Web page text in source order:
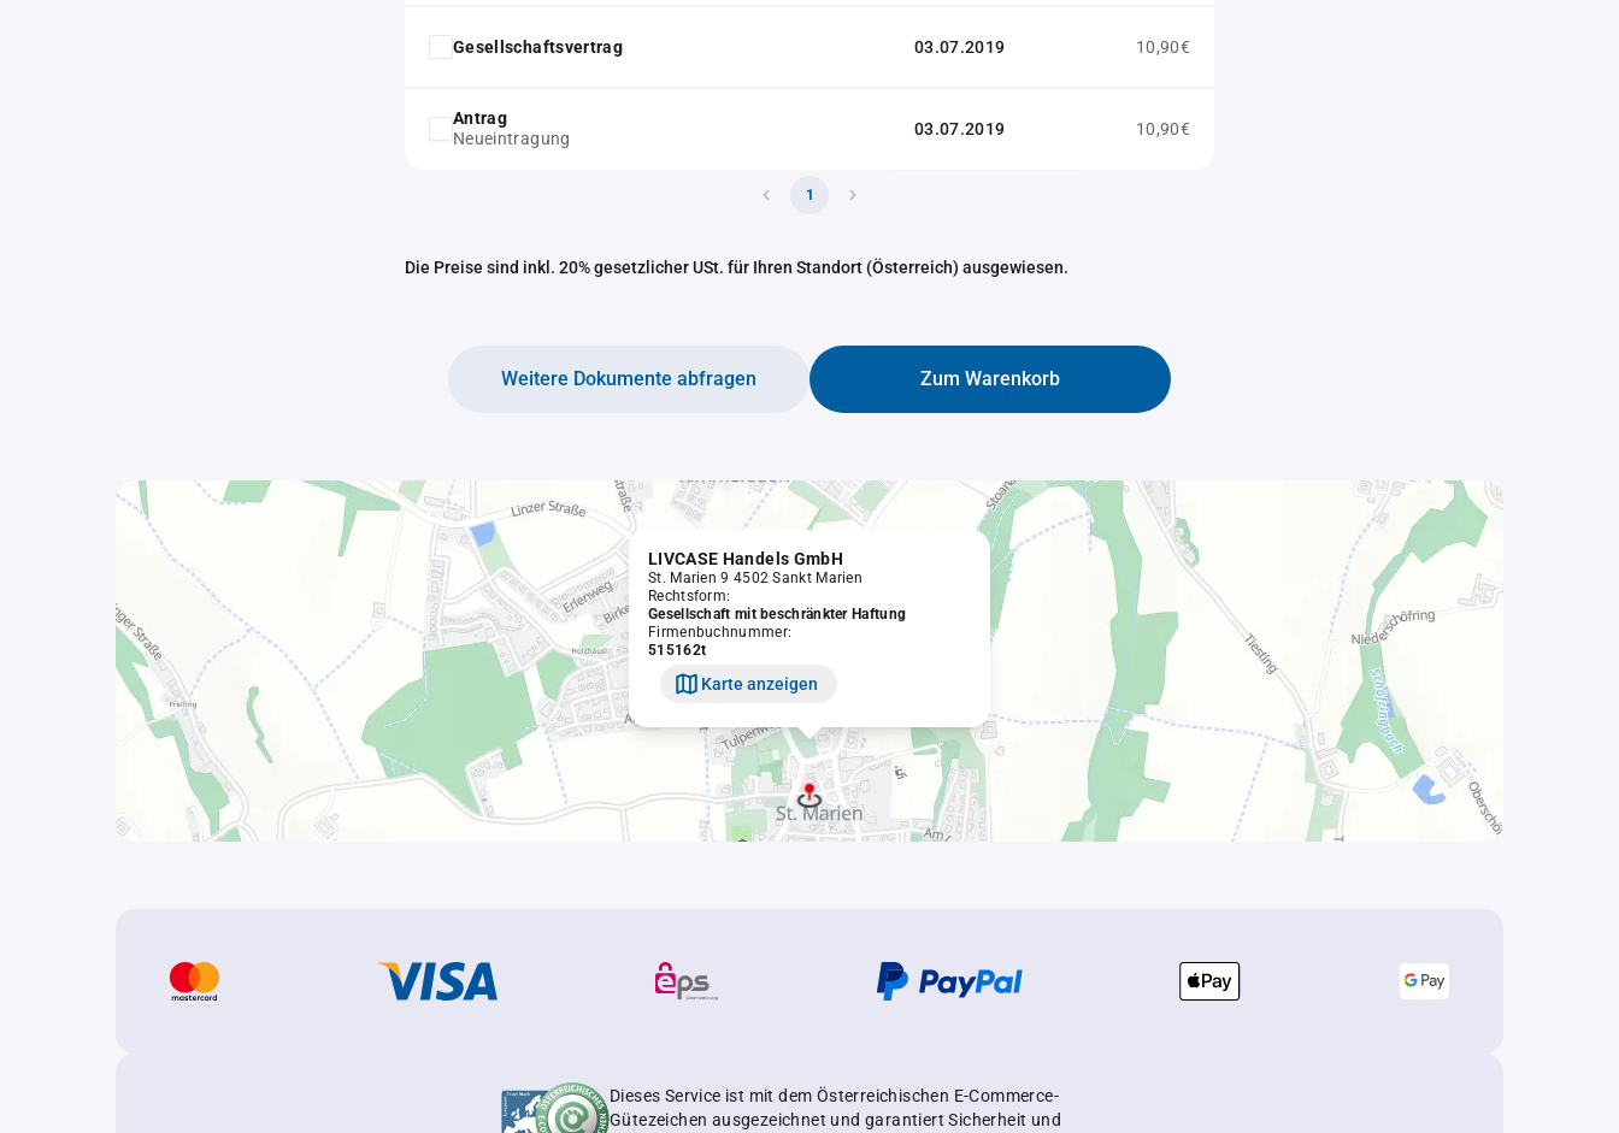
Gesellschaftsvertrag 03.07.2019 10,90€
Antrag
Neueintragung
03.07.2019 10,90€
1
Die Preise sind inkl. 20% gesetzlicher USt. für Ihren Standort (Österreich) ausgewiesen.
Zum Warenkorb
Weitere Dokumente abfragen
LIVCASE Handels GmbH
St. Marien 9 4502 Sankt Marien
Rechtsform:
Gesellschaft mit beschränkter Haftung
Firmenbuchnummer:
515162t
Karte anzeigen
Dieses Service ist mit dem Österreichischen E-Commerce-
Gütezeichen ausgezeichnet und garantiert Sicherheit und